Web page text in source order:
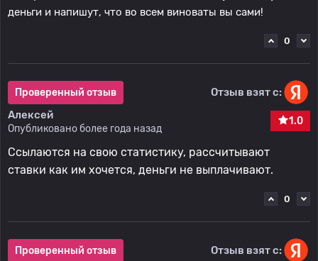
деньги и напишут, что во всем виноваты вы сами!
0
Проверенный отзыв
Отзыв взят с:
Алексей
Опубликовано более года назад
1.0
Ссылаются на свою статистику, рассчитывают
ставки как им хочется, деньги не выплачивают.
0
Проверенный отзыв
Отзыв взят с: